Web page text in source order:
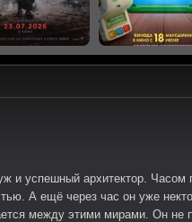
и успешный архитектор. Часом
А ещё через час он уже
между этими мирами. Он не